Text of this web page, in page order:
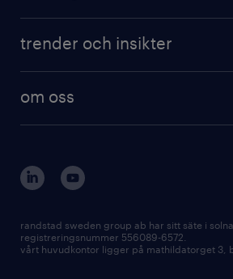
trender och insikter
om oss
randstad sweden group ab har sitt säte i
registreringsnummer 556089-6572.
vårt huvudkontor ligger på mathildatorget 3,